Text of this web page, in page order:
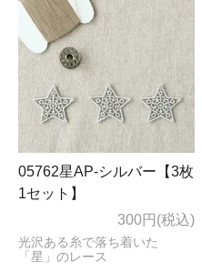
05762星AP-シルバー【3枚
1セット】
300円(税込)
光沢ある糸で落ち着いた
「星」のレース